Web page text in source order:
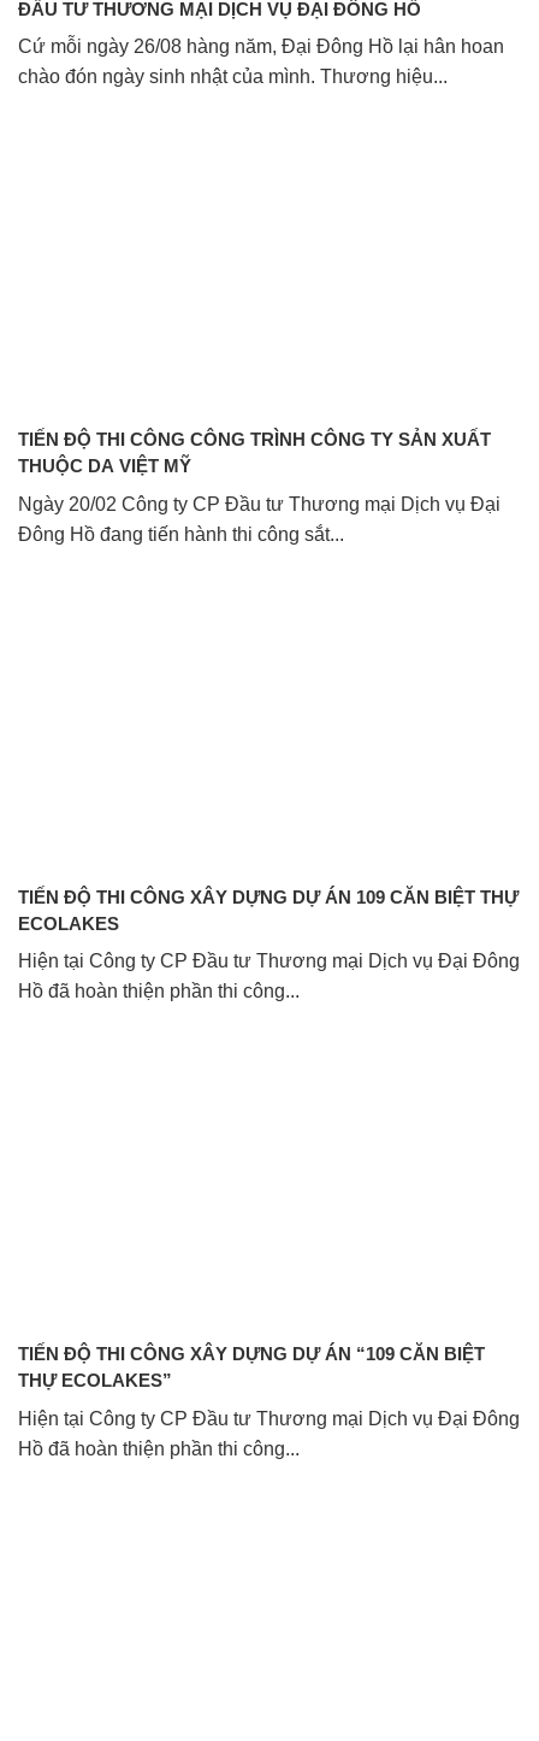
ĐẦU TƯ THƯƠNG MẠI DỊCH VỤ ĐẠI ĐÔNG HỒ
Cứ mỗi ngày 26/08 hàng năm, Đại Đông Hồ lại hân hoan
chào đón ngày sinh nhật của mình. Thương hiệu...
TIẾN ĐỘ THI CÔNG CÔNG TRÌNH CÔNG TY SẢN XUẤT
THUỘC DA VIỆT MỸ
Ngày 20/02 Công ty CP Đầu tư Thương mại Dịch vụ Đại
Đông Hồ đang tiến hành thi công sắt...
TIẾN ĐỘ THI CÔNG XÂY DỰNG DỰ ÁN 109 CĂN BIỆT THỰ
ECOLAKES
Hiện tại Công ty CP Đầu tư Thương mại Dịch vụ Đại Đông
Hồ đã hoàn thiện phần thi công...
TIẾN ĐỘ THI CÔNG XÂY DỰNG DỰ ÁN “109 CĂN BIỆT
THỰ ECOLAKES”
Hiện tại Công ty CP Đầu tư Thương mại Dịch vụ Đại Đông
Hồ đã hoàn thiện phần thi công...